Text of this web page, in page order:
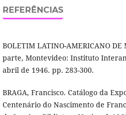
REFERÊNCIAS
BOLETIM LATINO-AMERICANO
parte, Montevideo: Instituto
abril de 1946. pp. 283-300.
BRAGA, Francisco. Catálogo da
Centenário do Nascimento de